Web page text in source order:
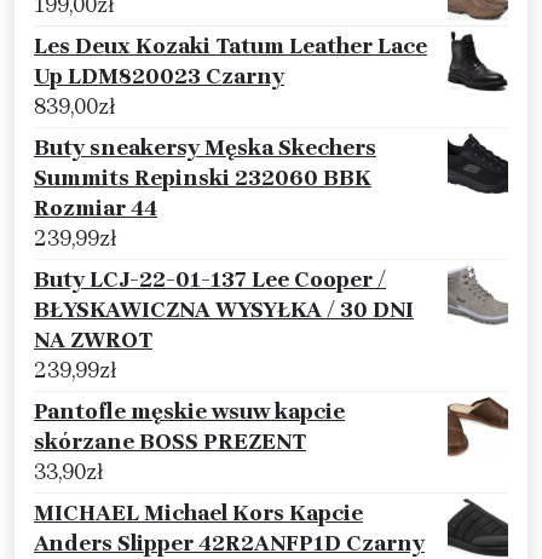
Les Deux Kozaki Tatum Leather Lace
Up LDM820023 Czarny
839,00zł
Buty sneakersy Męska Skechers
Summits Repinski 232060 BBK
Rozmiar 44
239,99zł
Buty LCJ-22-01-137 Lee Cooper /
BŁYSKAWICZNA WYSYŁKA / 30 DNI
NA ZWROT
239,99zł
Pantofle męskie wsuw kapcie
skórzane BOSS PREZENT
33,90zł
MICHAEL Michael Kors Kapcie
Anders Slipper 42R2ANFP1D Czarny